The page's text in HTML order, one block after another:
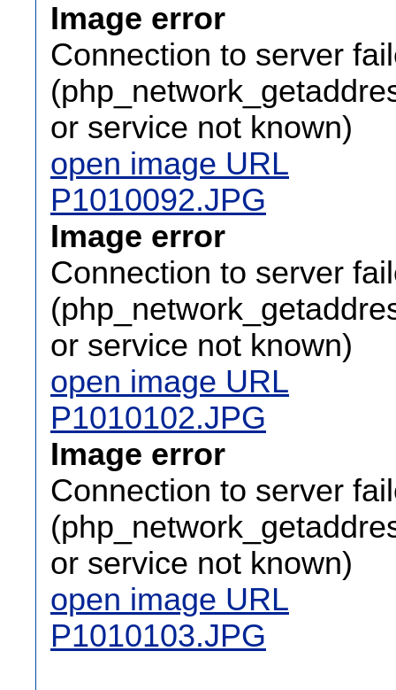
Image error
Connection to server
or service not known)
open image URL
P1010092.JPG
Image error
Connection to server
or service not known)
open image URL
P1010102.JPG
Image error
Connection to server
or service not known)
open image URL
P1010103.JPG